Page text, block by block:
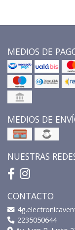
MEDIOS DE
MEDIOS DE
NUESTRAS
CONTACTO
2235050644